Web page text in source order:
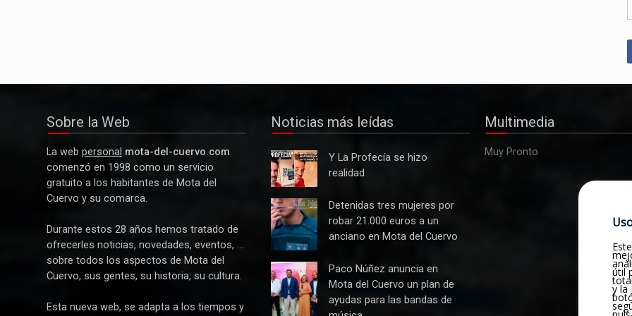
Sobre la Web
La web personal mota-del-cuervo.com
comenzó en 1998 como un servicio
gratuito a los habitantes de Mota del
Cuervo y su comarca.
Durante estos 28 años hemos tratado de
ofrecerles noticias, novedades, eventos, ...
sobre todos los aspectos de Mota del
Cuervo, sus gentes, su historia, su cultura.
Esta nueva web, se adapta a los tiempos y
Noticias más leídas
Y La
Profecía
se hizo
realidad
Y La Profecía se hizo
realidad
Detenidas
tres
mujeres
por robar
21.000
euros a
un
anciano
Detenidas tres mujeres por
robar 21.000 euros a un
anciano en Mota del Cuervo
Paco
Núñez
anuncia
en Mota
Paco Núñez anuncia en
Mota del Cuervo un plan de
ayudas para las bandas de
Multimedia
Muy Pronto
útil
y la